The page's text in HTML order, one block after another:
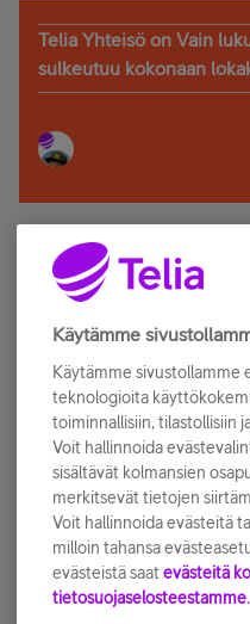
Telia Yhteisö on Vain
sulkeutuu kokonaan
Älä jää paitsi –
Tilaa Telian uutiskirje ja
sähköpostiisi.
Tilaa nyt
Käytämme
Käytämme sivustollamme
teknologioita
toiminnallisiin, tilastollisiin
Voit hallinnoida
sisältävät kolmansien
merkitsevät tietojen
Voit hallinnoida evästeitä
milloin tahansa
evästeistä saat evästeitä
tietosuojaselosteestamme.